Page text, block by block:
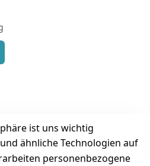
ist uns wichtig
ähnliche Technologien auf
personenbezogene